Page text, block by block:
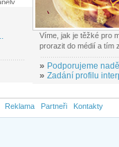
Víme, jak je těžké pro
prorazit do médií a tím
» Podporujeme
» Zadání profilu
Reklama Partneři Kontakty